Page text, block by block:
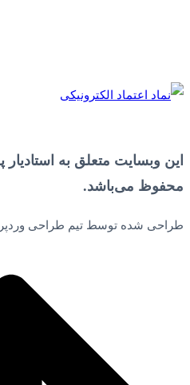
اين وبسايت متعلق به
محفوظ می‌باشد.
طراحی شده توسط تیم طراحی